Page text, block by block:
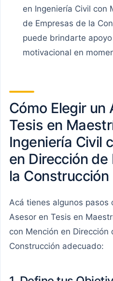
en Ingeniería Civil con
de Empresas de la
puede brindarte
motivacional en
Cómo Elegir un
Tesis en
Ingeniería Civil
en Dirección de
la Construcción
Acá tienes algunos pasos
Asesor en Tesis en
con Mención en Dirección
Construcción adecuado: